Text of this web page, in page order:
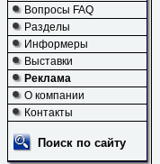
Вопросы FAQ
Разделы
Информеры
Выставки
Реклама
О компании
Контакты
Поиск по сайту